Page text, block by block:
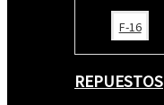
F-16
REPUESTOS